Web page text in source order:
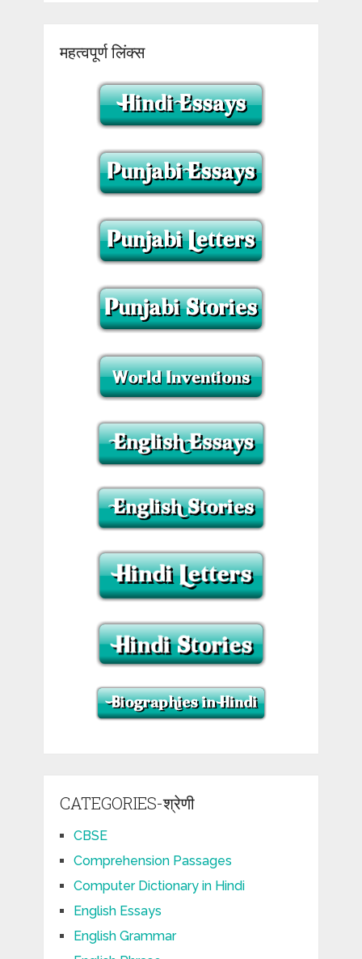
महत्वपूर्ण लिंक्स
CATEGORIES-श्रेणी
CBSE
Comprehension Passages
Computer Dictionary in Hindi
English Essays
English Grammar